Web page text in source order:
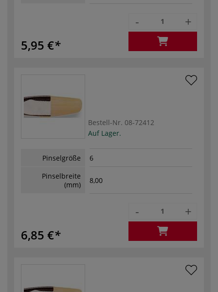
5,95 €
- +
Bestell-Nr. 08-72412
Auf Lager.
Pinselgröße
6
Pinselbreite
(mm)
8,00
6,85 €
- +